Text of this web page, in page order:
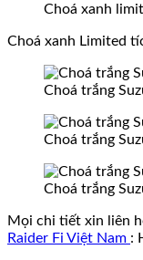
Choá xanh
Choá xanh Limited
Choá trắng
Choá trắng
Choá trắng
Mọi chi tiết xin liên
Raider Fi Việt Nam :